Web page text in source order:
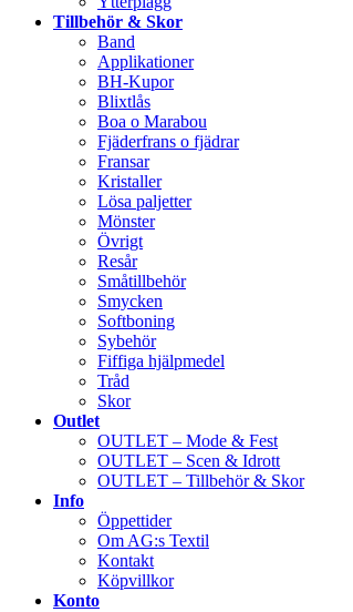
Tillbehör & Skor
Band
Applikationer
BH-Kupor
Blixtlås
Boa o Marabou
Fjäderfrans o fjädrar
Fransar
Kristaller
Lösa paljetter
Mönster
Övrigt
Resår
Småtillbehör
Smycken
Softboning
Sybehör
Fiffiga hjälpmedel
Tråd
Skor
Outlet
OUTLET – Mode & Fest
OUTLET – Scen & Idrott
OUTLET – Tillbehör & Skor
Info
Öppettider
Om AG:s Textil
Kontakt
Köpvillkor
Konto